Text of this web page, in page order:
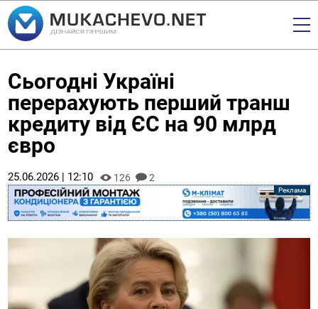
Сьогодні Україні
перерахують перший транш
кредиту від ЄС на 90 млрд
євро
25.06.2026 | 12:10 126 2